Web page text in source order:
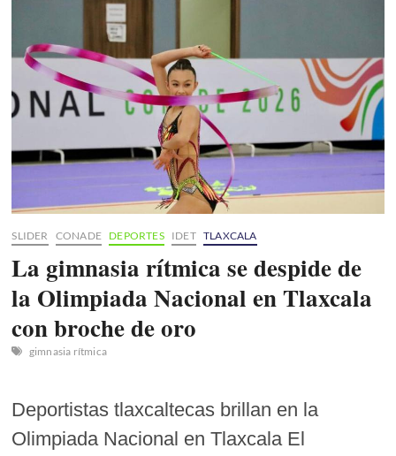
El
primer
automóvil
eléctrico
mexicano
Huamantla
SLIDER CONADE DEPORTES IDET TLAXCALA
La gimnasia rítmica se despide de
la Olimpiada Nacional en Tlaxcala
con broche de oro
gimnasia rítmica
Deportistas tlaxcaltecas brillan en la
Olimpiada Nacional en Tlaxcala El